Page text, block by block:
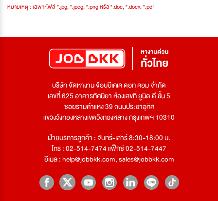
หมายเหตุ : เฉพาะไฟล์ *.jpg, *.jpeg, *.png หรือ *.doc, *.docx, *.pdf
บริษัท จัดหางาน จ๊อบบีเคเค ดอท คอม จำกัด
เลขที่ 625 อาคารทัศนียา ห้องเลขที่ ยูนิต ดี ชั้น 5
ซอยรามคำแหง 39 ถนนประชาอุทิศ
แขวงวังทองหลางเขตวังทองหลาง กรุงเทพฯ 10310
ฝ่ายบริการลูกค้า : จันทร์-เสาร์ 8:30-18:00 น.
โทร : 02-514-7474 แฟ็กซ์ 02-514-7447
อีเมล :help@jobbkk.com,sales@jobbkk.com